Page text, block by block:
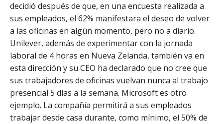
decidió después de que, en una encuesta realizada a
sus empleados, el 62% manifestara el deseo de volver
a las oficinas en algún momento, pero no a diario.
Unilever, además de experimentar con la jornada
laboral de 4 horas en Nueva Zelanda, también va en
esta dirección y su CEO ha declarado que no cree que
sus trabajadores de oficinas vuelvan nunca al trabajo
presencial 5 días a la semana. Microsoft es otro
ejemplo. La compañía permitirá a sus empleados
trabajar desde casa durante, como mínimo, el 50% de